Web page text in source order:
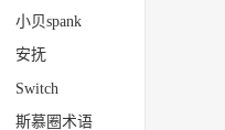
小贝spank
安抚
Switch
斯慕圈术语